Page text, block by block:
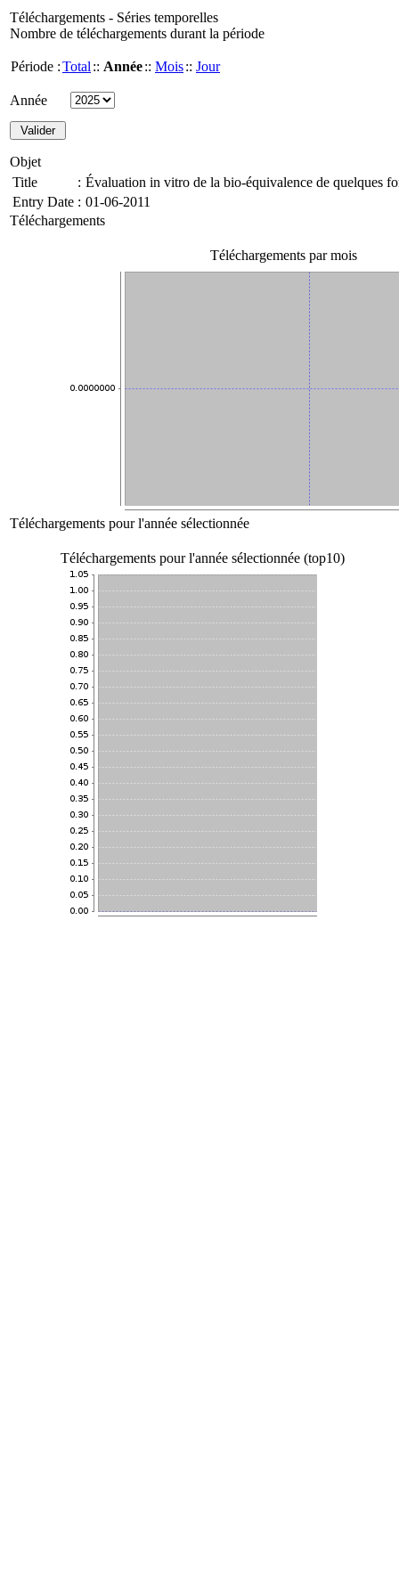
Téléchargements - Séries temporelles
Nombre de téléchargements durant la période
Période :Total :: Année:: Mois:: Jour
Année
Objet
Title
: Évaluation in vitro de la bio-équivalence de quelques
Entry Date : 01-06-2011
Téléchargements
Téléchargements par mois
Téléchargements pour l'année sélectionnée
Téléchargements pour l'année sélectionnée (top10)